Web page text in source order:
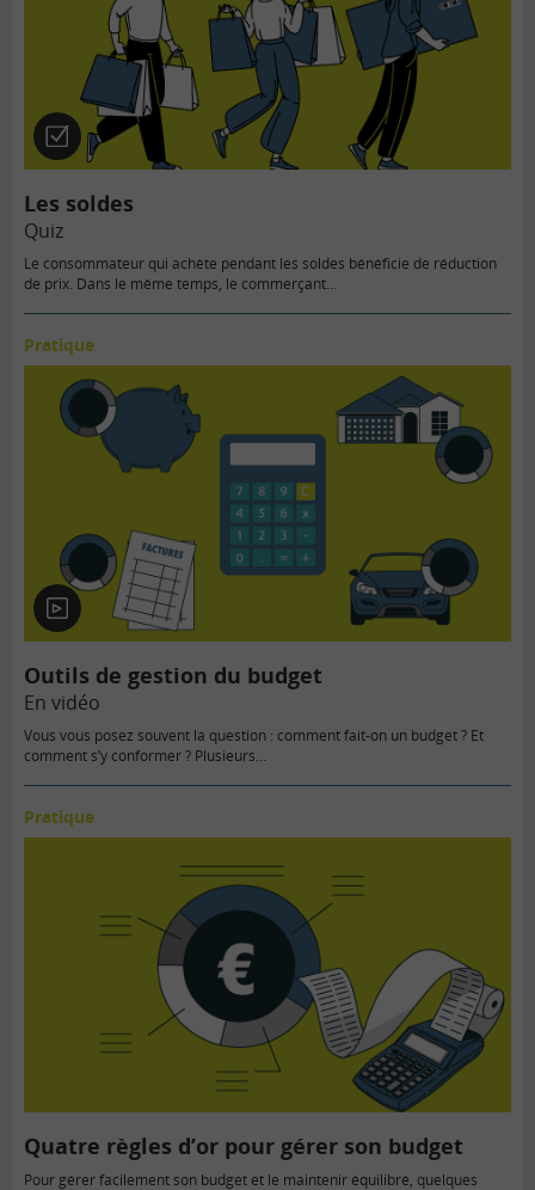
Quiz
Les soldes
Quiz
Le consommateur qui achète pendant les soldes bénéficie de réduction
de prix. Dans le même temps, le commerçant…
Pratique
En
vidéo
Outils de gestion du budget
En vidéo
Vous vous posez souvent la question : comment fait-on un budget ? Et
comment s’y conformer ? Plusieurs…
Pratique
Quatre règles d’or pour gérer son budget
Pour gérer facilement son budget et le maintenir équilibré, quelques